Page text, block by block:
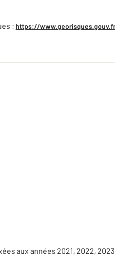
: https://
aux années 2021, 2022,